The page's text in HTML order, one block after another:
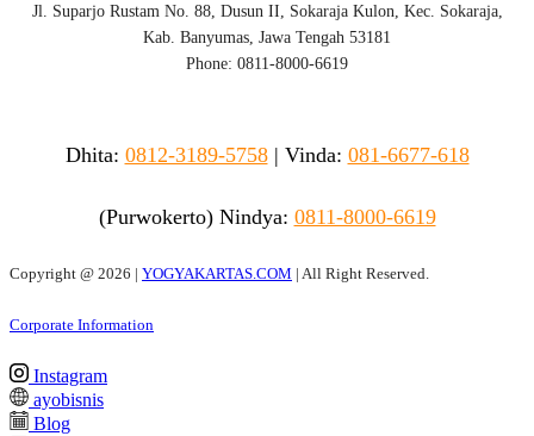
Jl. Suparjo Rustam No. 88, Dusun II, Sokaraja Kulon, Kec. Sokaraja,
Kab. Banyumas, Jawa Tengah 53181
Phone: 0811-8000-6619
Dhita: 0812-3189-5758| Vinda: 081-6677-618
(Purwokerto) Nindya: 0811-8000-6619
Copyright @ 2026 | YOGYAKARTAS.COM | All Right Reserved.
Corporate Information
Instagram
ayobisnis
Blog